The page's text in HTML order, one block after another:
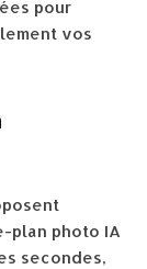
pour
vos
plan photo IA
secondes,